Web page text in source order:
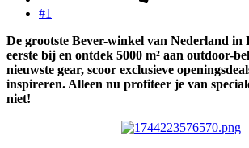
#1
De grootste Bever-winkel van Nederland in
eerste bij en ontdek 5000 m² aan outdoor-
nieuwste gear, scoor exclusieve
inspireren. Alleen nu profiteer je van
niet!